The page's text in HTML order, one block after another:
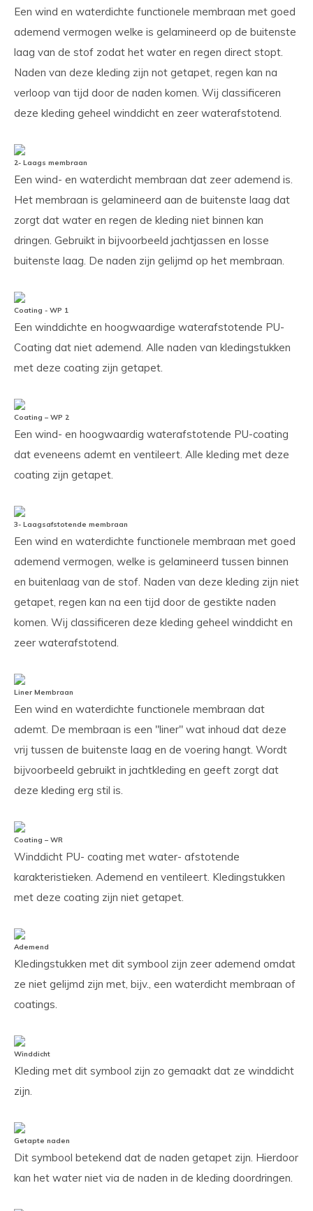
Een wind en waterdichte functionele membraan met goed
ademend vermogen welke is gelamineerd op de buitenste
laag van de stof zodat het water en regen direct stopt.
Naden van deze kleding zijn not getapet, regen kan na
verloop van tijd door de naden komen. Wij classificeren
deze kleding geheel winddicht en zeer waterafstotend.
2- Laags membraan
Een wind- en waterdicht membraan dat zeer ademend is.
Het membraan is gelamineerd aan de buitenste laag dat
zorgt dat water en regen de kleding niet binnen kan
dringen. Gebruikt in bijvoorbeeld jachtjassen en losse
buitenste laag. De naden zijn gelijmd op het membraan.
Coating - WP 1
Een winddichte en hoogwaardige waterafstotende PU-
Coating dat niet ademend. Alle naden van kledingstukken
met deze coating zijn getapet.
Coating – WP 2
Een wind- en hoogwaardig waterafstotende PU-coating
dat eveneens ademt en ventileert. Alle kleding met deze
coating zijn getapet.
3- Laagsafstotende membraan
Een wind en waterdichte functionele membraan met goed
ademend vermogen, welke is gelamineerd tussen binnen
en buitenlaag van de stof. Naden van deze kleding zijn niet
getapet, regen kan na een tijd door de gestikte naden
komen. Wij classificeren deze kleding geheel winddicht en
zeer waterafstotend.
Liner Membraan
Een wind en waterdichte functionele membraan dat
ademt. De membraan is een "liner" wat inhoud dat deze
vrij tussen de buitenste laag en de voering hangt. Wordt
bijvoorbeeld gebruikt in jachtkleding en geeft zorgt dat
deze kleding erg stil is.
Coating – WR
Winddicht PU- coating met water- afstotende
karakteristieken. Ademend en ventileert. Kledingstukken
met deze coating zijn niet getapet.
Ademend
Kledingstukken met dit symbool zijn zeer ademend omdat
ze niet gelijmd zijn met, bijv., een waterdicht membraan of
coatings.
Winddicht
Kleding met dit symbool zijn zo gemaakt dat ze winddicht
zijn.
Getapte naden
Dit symbool betekend dat de naden getapet zijn. Hierdoor
kan het water niet via de naden in de kleding doordringen.